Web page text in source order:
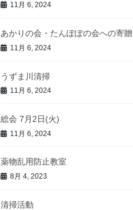
11月 6, 2024
あかりの会・たんぽぽの会への寄贈
11月 6, 2024
うずま川清掃
11月 6, 2024
総会 7月2日(火)
11月 6, 2024
薬物乱用防止教室
8月 4, 2023
清掃活動